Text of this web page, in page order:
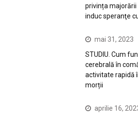
privința majorării
induc speranţe
mai 31, 2023
STUDIU. Cum
cerebrală în
activitate rapidă
morții
aprilie 16,